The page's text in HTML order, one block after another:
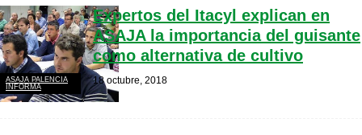
ASAJA PALENCIA
INFORMA
Expertos del Itacyl explican en
ASAJA la importancia del guisante
como alternativa de cultivo
18 octubre, 2018